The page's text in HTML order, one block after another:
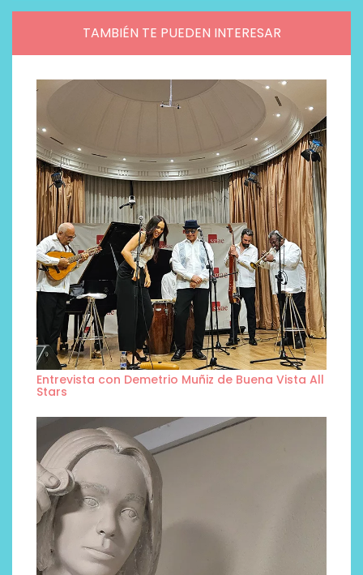
TAMBIÉN TE PUEDEN INTERESAR
Entrevista con Demetrio Muñiz de Buena Vista All
Stars